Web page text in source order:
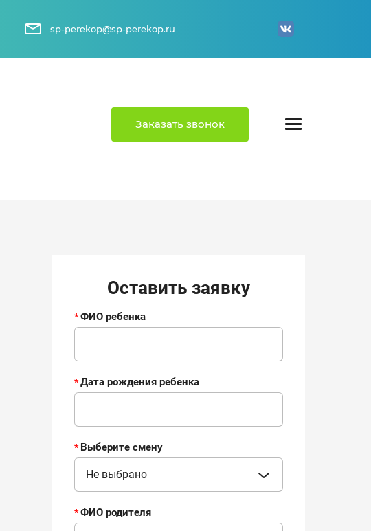
sp-perekop@sp-perekop.ru
Заказать звонок
Оставить заявку
*ФИО ребенка
*Дата рождения ребенка
*Выберите смену
Не выбрано
*ФИО родителя